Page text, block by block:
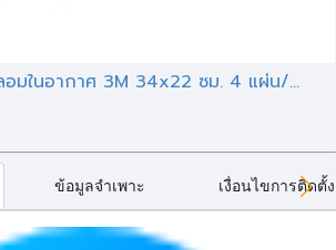
มในอากาศ 3M 34x22 ซม. 4 แผ่น/...
ข้อมูลจำเพาะ เงื่อนไขการติดตั้ง